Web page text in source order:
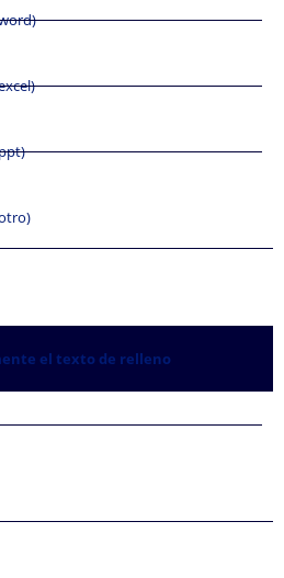
el texto de relleno​